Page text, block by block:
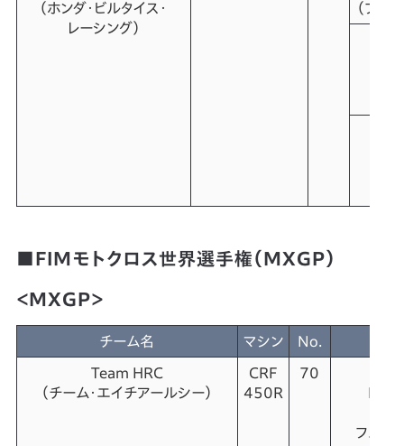
（ホンダ・ビルタイス・
レーシング）
（フロ
■FIMモトクロス世界選手権（MXGP）
＜MXGP＞
チーム名 マシン No.
Team HRC
（チーム・エイチアールシー）
CRF
450R
70
フェル